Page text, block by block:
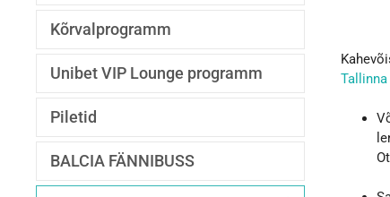
Kõrvalprogramm
Unibet VIP Lounge programm
Piletid
BALCIA FÄNNIBUSS